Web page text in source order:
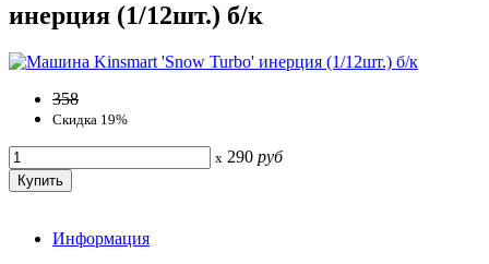
инерция (1/12шт.) б/к
358
Скидка 19%
x 290 руб
Информация